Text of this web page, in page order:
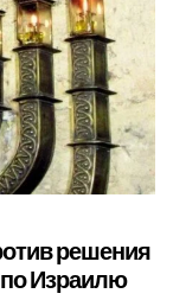
решения
Израилю